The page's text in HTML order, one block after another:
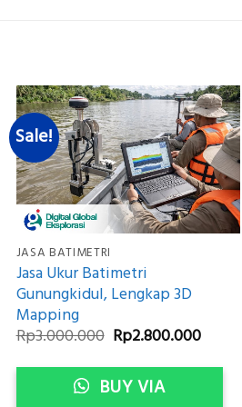
Sale!
JASA BATIMETRI
Jasa Ukur Batimetri
Gunungkidul, Lengkap 3D
Mapping
Rp3.000.000 Original
price
was:
Rp3.000.000.
Rp2.800.000Current
is:
BUY VIA